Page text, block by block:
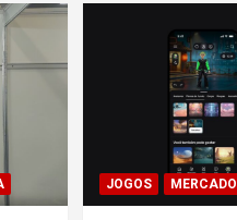
JOGOS MERCADO